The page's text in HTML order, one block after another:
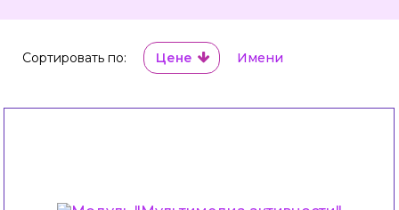
Сортировать по: Цене Имени